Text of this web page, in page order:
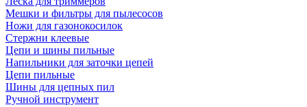
Мешки и фильтры для пылесосов
Ножи для газонокосилок
Стержни клеевые
Цепи и шины пильные
Напильники для заточки цепей
Цепи пильные
Шины для цепных пил
Ручной инструмент